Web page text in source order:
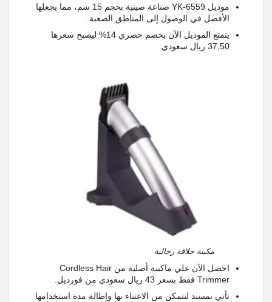
موديل YK-6559 صناعة صينية بحجم 15 سم، مما يجعلها
الأفضل في الوصول إلى المناطق الصعبة.
يتمتع الموديل الآن بخصم حصري 14% ليصبح سعرها
37,50 ريال سعودي.
مكينة حلاقة رجالية
احصل الآن علي ماكينة أصلية من Cordless Hair
Trimmer فقط بسعر 43 ريال سعودي من فورديل.
تأتي بمسند لتتمكن من الاعتناء بها وإطالة مدة استخدامها